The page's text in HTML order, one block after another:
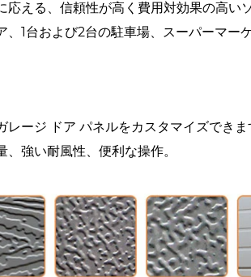
応える、信頼性が高く費用対効果の高い
、1台および2台の駐車場、スーパーマー
レージ ドア パネルをカスタマイズできま
強い耐風性、便利な操作。